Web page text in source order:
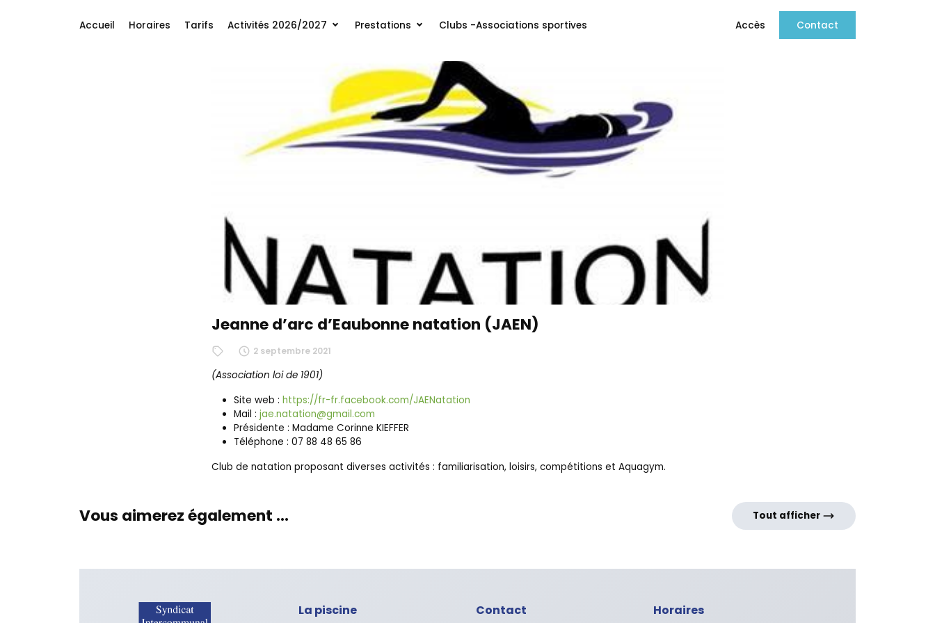
Accueil Horaires Tarifs Activités 2026/2027 Prestations Clubs -Associations sportives Accès Contact
Jeanne d’arc d’Eaubonne natation (JAEN)
2 septembre 2021
(Association loi de 1901)
Site web : https://fr-fr.facebook.com/JAENatation
Mail : jae.natation@gmail.com
Présidente : Madame Corinne KIEFFER
Téléphone : 07 88 48 65 86
Club de natation proposant diverses activités : familiarisation, loisirs, compétitions et Aquagym.
Vous aimerez également ... Tout afficher
La piscine Contact Horaires